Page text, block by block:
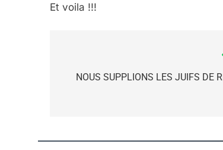
Et voila !!!
deNOUS SUPPLIONS LES JUIFS DE
2025,